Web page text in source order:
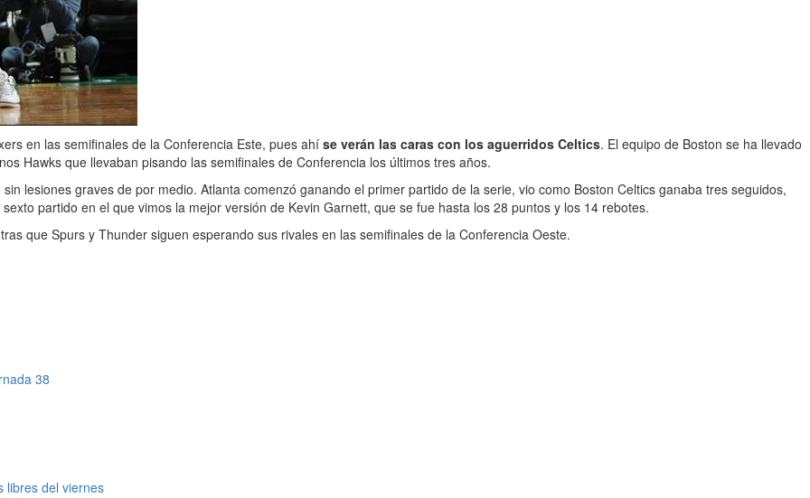
en las semifinales de la Conferencia Este, pues ahí se verán las caras con los aguerridos Celtics. El equipo de Boston se ha llevado
Hawks que llevaban pisando las semifinales de Conferencia los últimos tres años.
lesiones graves de por medio. Atlanta comenzó ganando el primer partido de la serie, vio como Boston Celtics ganaba tres seguidos,
sexto partido en el que vimos la mejor versión de Kevin Garnett, que se fue hasta los 28 puntos y los 14 rebotes.
que Spurs y Thunder siguen esperando sus rivales en las semifinales de la Conferencia Oeste.
38
libres del viernes